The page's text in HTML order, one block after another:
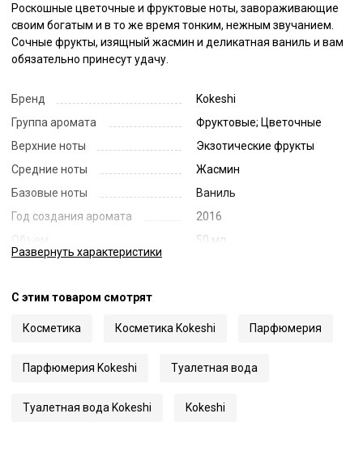
Роскошные цветочные и фруктовые ноты, завораживающие
своим богатым и в то же время тонким, нежным звучанием.
Сочные фрукты, изящный жасмин и деликатная ваниль и вам
обязательно принесут удачу.
Бренд
Kokeshi
Группа аромата
Фруктовые; Цветочные
Верхние ноты
Экзотические фрукты
Средние ноты
Жасмин
Базовые ноты
Ваниль
Год создания аромата
2016
Объем
50 мл
Развернуть характеристики
С этим товаром смотрят
Косметика Косметика Kokeshi Парфюмерия
Парфюмерия Kokeshi Туалетная вода
Туалетная вода Kokeshi Kokeshi